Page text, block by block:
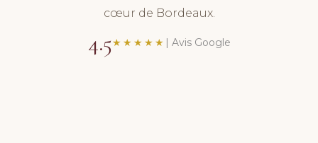
cœur de Bordeaux.
4.5★★★★★ | Avis Google